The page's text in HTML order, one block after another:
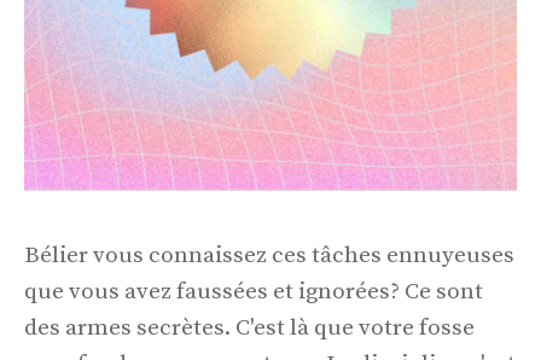
Bélier vous connaissez ces tâches ennuyeuses
que vous avez faussées et ignorées? Ce sont
des armes secrètes. C'est là que votre fosse